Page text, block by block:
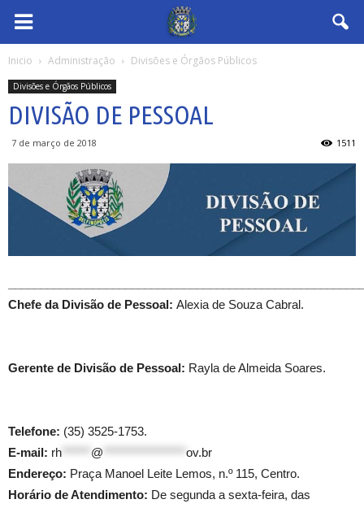
Inicio Administração Divisões e Órgãos Públicos
Divisões e Órgãos Públicos
DIVISÃO DE PESSOAL
7 de março de 2018 1511
Chefe da Divisão de Pessoal: Alexia de Souza Cabral.
Gerente de Divisão de Pessoal: Rayla de Almeida Soares.
Telefone: (35) 3525-1753.
E-mail: rh @
ov.br
Endereço: Praça Manoel Leite Lemos, n.º 115, Centro.
Horário de Atendimento: De segunda a sexta-feira, das